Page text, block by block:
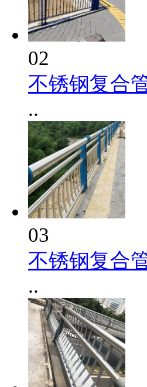
02
不锈钢复合
..
03
不锈钢复合
..